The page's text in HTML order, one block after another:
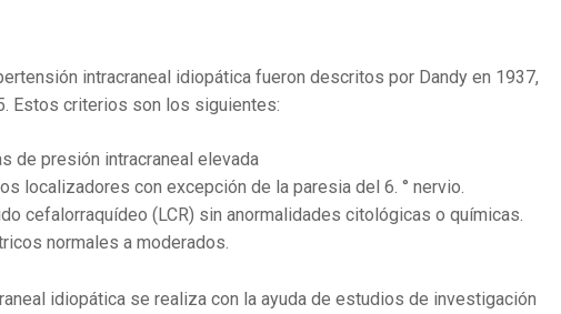
intracraneal idiopática fueron descritos por Dandy en 1937,
Estos criterios son los siguientes:
de presión intracraneal elevada
localizadores con excepción de la paresia del 6. ° nervio.
cefalorraquídeo (LCR) sin anormalidades citológicas o químicas.
normales a moderados.
idiopática se realiza con la ayuda de estudios de investigación